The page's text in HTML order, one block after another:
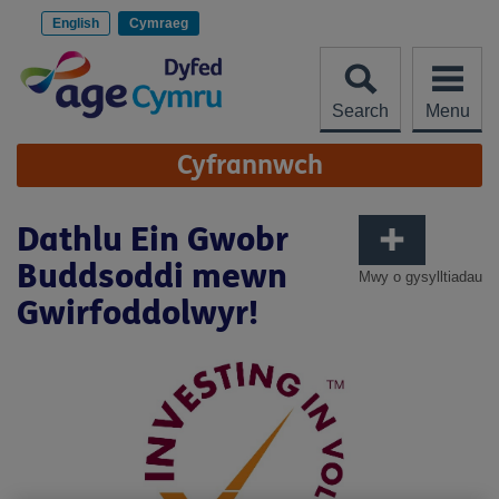
cynnwys
English Cymraeg
Search Menu
Site
Navigation
Cyfrannwch
Mwy o gysylltiadau
Dathlu Ein Gwobr
Buddsoddi mewn
Gwirfoddolwyr!